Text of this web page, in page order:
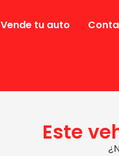
Vende tu auto
Este